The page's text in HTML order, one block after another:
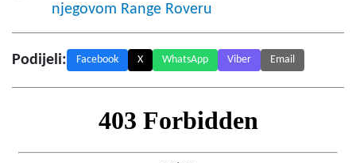
njegovom Range Roveru
Podijeli: Facebook X WhatsApp Viber Email